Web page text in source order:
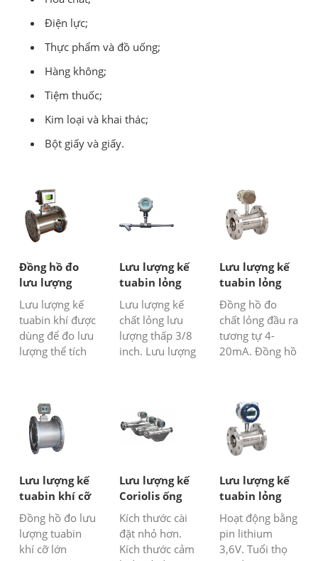
Điện lực;
Thực phẩm và đồ uống;
Hàng không;
Tiệm thuốc;
Kim loại và khai thác;
Bột giấy và giấy.
Đồng hồ đo
lưu lượng
tuabin khí 8”
Lưu lượng kế
tuabin khí được
dùng để đo lưu
lượng thể tích
sinh học, không
khí, v.v. Tính
năng Độ chính
năng lặp lại tốt,
tổn thất áp suất
Lưu lượng kế
tuabin lỏng
3/8 inch
Lưu lượng kế
chất lỏng lưu
lượng thấp 3/8
inch. Lưu lượng
Đối với nước,
hóa chất gây
nghiện, dầu
Lưu lượng kế
tuabin lỏng
với đầu ra 4-
20mA
Đồng hồ đo
chất lỏng đầu ra
tương tự 4-
20mA. Đồng hồ
lưu lượng giá
rẻ. Dùng cho
chất lỏng sạch
và không ăn
mòn.
Lưu lượng kế
tuabin khí cỡ
lớn trong dòng
Đồng hồ đo lưu
lượng tuabin
khí cỡ lớn
Lưu lượng kế
Coriolis ống
cong
Kích thước cài
đặt nhỏ hơn.
Kích thước cảm
Lưu lượng kế
tuabin lỏng
chạy bằng pin
Hoạt động bằng
pin lithium
3,6V. Tuổi thọ